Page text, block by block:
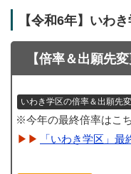
【令和6年】いわ
【倍率＆出願先変
いわき学区の倍率＆出願先
※今年の最終倍率はこ
「いわき学区」